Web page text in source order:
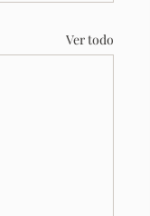
Ver todo